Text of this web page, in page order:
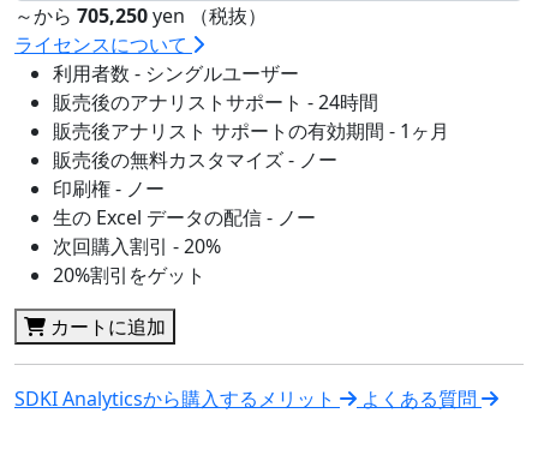
～から 705,250yen （税抜）
ライセンスについて
利用者数 - シングルユーザー
販売後のアナリストサポート - 24時間
販売後アナリスト サポートの有効期間 - 1ヶ月
販売後の無料カスタマイズ - ノー
印刷権 - ノー
生の Excel データの配信 - ノー
次回購入割引 - 20%
20%割引をゲット
カートに追加
SDKI Analyticsから購入するメリット よくある質問